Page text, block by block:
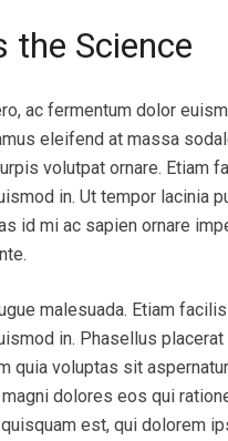
the Science
ac fermentum dolor
eleifend at massa
volutpat ornare. Etiam
in. Ut tempor lacinia
id mi ac sapien ornare
malesuada. Etiam
in. Phasellus
quia voluptas sit
dolores eos qui
est, qui dolorem